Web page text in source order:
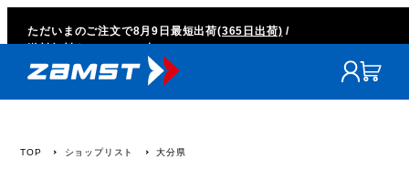
ただいまのご注文で8月9日 最短出荷(365日出荷) /
TOP ショップリスト 大分県